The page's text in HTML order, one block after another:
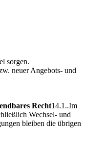
sorgen.
neuer Angebots- und
Recht14.1..Im
Wechsel- und
bleiben die übrigen